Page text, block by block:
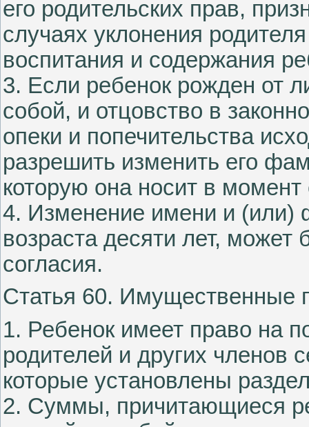
его родительских прав,
случаях уклонения
воспитания и содержания
3. Если ребенок рожден от
собой, и отцовство в
опеки и попечительства
разрешить изменить его
которую она носит в
4. Изменение имени и (или)
возраста десяти лет, может
согласия.
Статья 60. Имущественные
1. Ребенок имеет право на
родителей и других членов
которые установлены
2. Суммы, причитающиеся